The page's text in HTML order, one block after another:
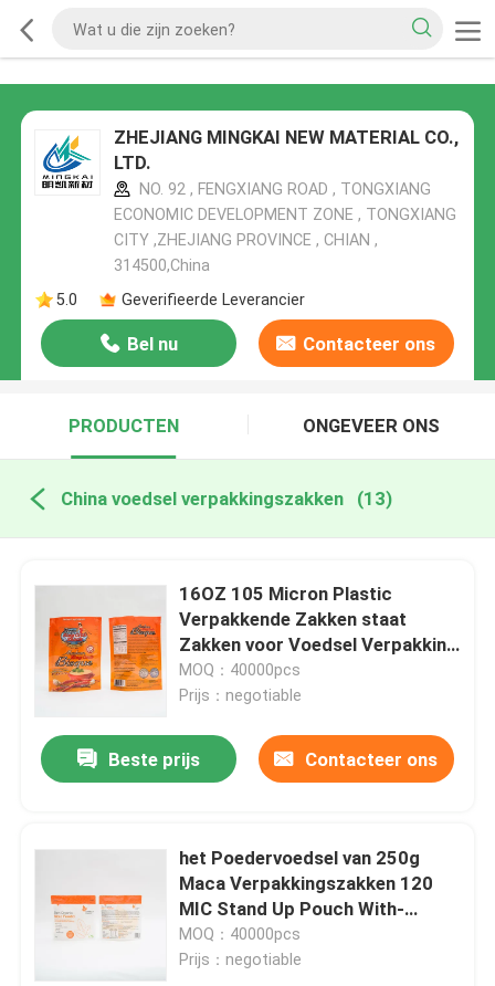
ZHEJIANG MINGKAI NEW MATERIAL CO.,
LTD.
NO. 92 , FENGXIANG ROAD , TONGXIANG
ECONOMIC DEVELOPMENT ZONE , TONGXIANG
CITY ,ZHEJIANG PROVINCE , CHIAN ,
314500,China
5.0
Geverifieerde Leverancier
Bel nu Contacteer ons
PRODUCTEN ONGEVEER ONS
China voedsel verpakkingszakken (13)
16OZ 105 Micron Plastic
Verpakkende Zakken staat
Zakken voor Voedsel Verpakking
op
MOQ：40000pcs
Prijs：negotiable
Beste prijs Contacteer ons
het Poedervoedsel van 250g
Maca Verpakkingszakken 120
MIC Stand Up Pouch With-
Ritssluiting
MOQ：40000pcs
Prijs：negotiable